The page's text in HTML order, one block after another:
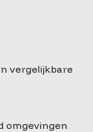
vergelijkbare
omgevingen